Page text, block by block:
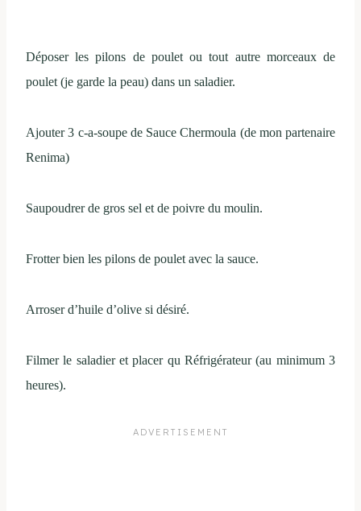
Déposer les pilons de poulet ou tout autre morceaux de
poulet (je garde la peau) dans un saladier.
Ajouter 3 c-a-soupe de Sauce Chermoula (de mon partenaire
Renima)
Saupoudrer de gros sel et de poivre du moulin.
Frotter bien les pilons de poulet avec la sauce.
Arroser d’huile d’olive si désiré.
Filmer le saladier et placer qu Réfrigérateur (au minimum 3
heures).